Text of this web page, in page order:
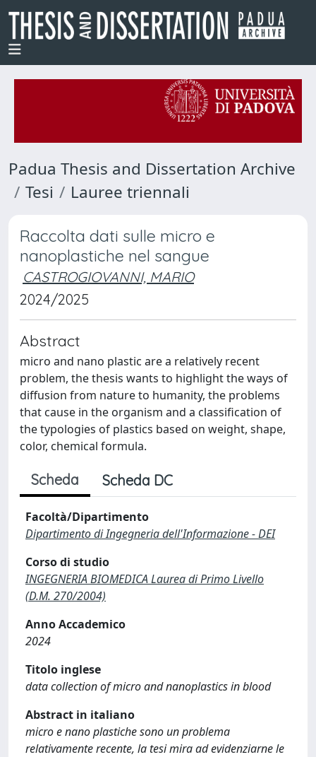
Padua Thesis and Dissertation Archive
Tesi
Lauree triennali
Raccolta dati sulle micro e
nanoplastiche nel sangue
CASTROGIOVANNI, MARIO
2024/2025
Abstract
micro and nano plastic are a relatively recent
problem, the thesis wants to highlight the ways of
diffusion from nature to humanity, the problems
that cause in the organism and a classification of
the typologies of plastics based on weight, shape,
color, chemical formula.
Scheda Scheda DC
Facoltà/Dipartimento
Dipartimento di Ingegneria dell'Informazione - DEI
Corso di studio
INGEGNERIA BIOMEDICA Laurea di Primo Livello
(D.M. 270/2004)
Anno Accademico
2024
Titolo inglese
data collection of micro and nanoplastics in blood
Abstract in italiano
micro e nano plastiche sono un problema
relativamente recente, la tesi mira ad evidenziarne le